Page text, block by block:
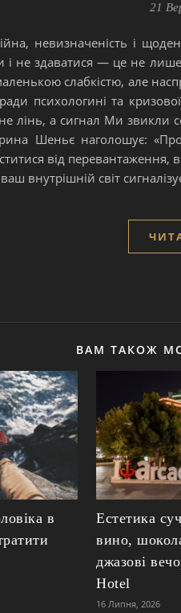
21
невизначеність і
і не здаватися — це не
слабкістю, але
психологині та
лінь, а сигнал Ми звикли
Шеньє наголошує:
від перевантаження,
внутрішній світ
ВАМ ТАКОЖ
в
Естетика
вино,
джазові
Hotel
16 Липня, 2026